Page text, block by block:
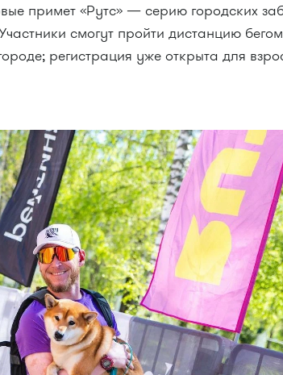
примет «Рутс» — серию городских
смогут пройти дистанцию
регистрация уже открыта для